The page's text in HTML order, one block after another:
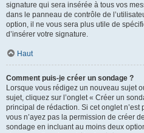
signature qui sera insérée à tous vos
dans le panneau de contrôle de
option, il ne vous sera plus utile de
d’insérer votre signature.
Haut
Comment puis-je créer un sondage ?
Lorsque vous rédigez un nouveau sujet
sujet, cliquez sur l’onglet « Créer un
principal de rédaction. Si cet onglet
vous n’ayez pas la permission de créer
sondage en incluant au moins deux